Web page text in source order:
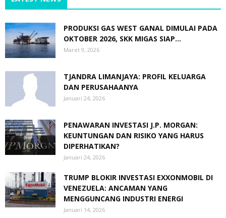
PRODUKSI GAS WEST GANAL DIMULAI PADA
OKTOBER 2026, SKK MIGAS SIAP...
Maret 9, 2026
TJANDRA LIMANJAYA: PROFIL KELUARGA
DAN PERUSAHAANYA
Januari 24, 2026
PENAWARAN INVESTASI J.P. MORGAN:
KEUNTUNGAN DAN RISIKO YANG HARUS
DIPERHATIKAN?
Januari 24, 2026
TRUMP BLOKIR INVESTASI EXXONMOBIL DI
VENEZUELA: ANCAMAN YANG
MENGGUNCANG INDUSTRI ENERGI
Januari 14, 2026